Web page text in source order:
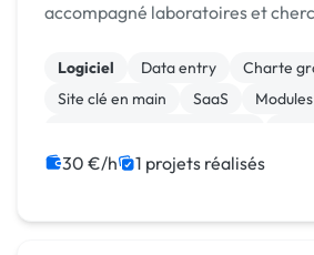
accompagné laboratoires et
puis st
Logiciel Data entry
Charte
Site clé en main
SaaS
Integration HTML
Installation de
30 €/h 1 projets réalisés